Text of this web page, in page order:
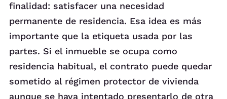
finalidad: satisfacer una necesidad
permanente de residencia. Esa idea es más
importante que la etiqueta usada por las
partes. Si el inmueble se ocupa como
residencia habitual, el contrato puede quedar
sometido al régimen protector de vivienda
aunque se haya intentado presentarlo de otra